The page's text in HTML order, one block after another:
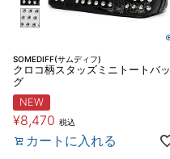
SOMEDIFF(サムディフ)
クロコ柄スタッズミニトートバッ
グ
NEW
¥8,470 税込
カートに入れる